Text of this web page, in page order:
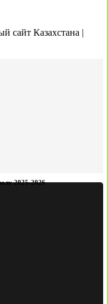
сайт Казахстана |
2025-2026